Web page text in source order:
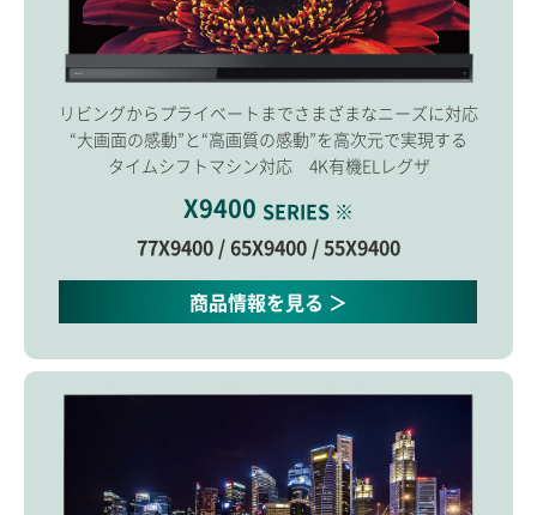
リビングからプライベートまでさまざまなニーズに対応
“大画面の感動”と“高画質の感動”を高次元で実現する
タイムシフトマシン対応 4K有機ELレグザ
X9400 SERIES ※
77X9400 / 65X9400 / 55X9400
商品情報を見る ＞